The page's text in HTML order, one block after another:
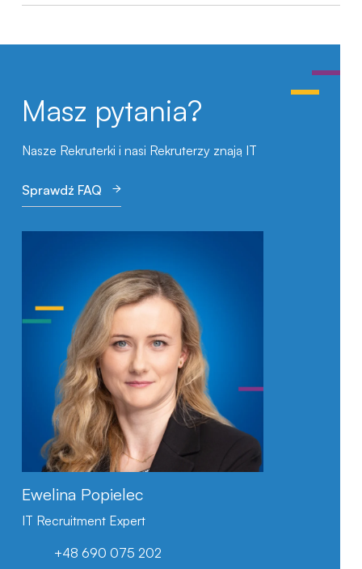
Masz pytania?
Nasze Rekruterki i nasi Rekruterzy znają IT
Sprawdź FAQ
LinkedIn
Ewelina Popielec
IT Recruitment Expert
+48 690 075 202